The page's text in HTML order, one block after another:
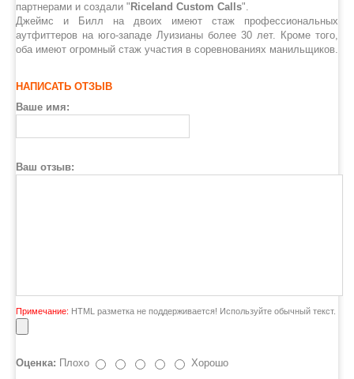
партнерами и создали " Riceland Custom Calls".
Джеймс и Билл на двоих имеют стаж профессиональных
аутфиттеров на юго-западе Луизианы более 30 лет. Кроме того,
оба имеют огромный стаж участия в соревнованиях манильщиков.
НАПИСАТЬ ОТЗЫВ
Ваше имя:
Ваш отзыв:
Примечание: HTML разметка не поддерживается! Используйте обычный текст.
Оценка: Плохо Хорошо